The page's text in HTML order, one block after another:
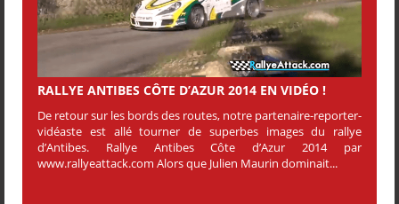
RALLYE ANTIBES CÔTE D’AZUR 2014 EN VIDÉO !
De retour sur les bords des routes, notre partenaire-reporter-
vidéaste est allé tourner de superbes images du rallye
d’Antibes. Rallye Antibes Côte d’Azur 2014 par
www.rallyeattack.com Alors que Julien Maurin dominait...